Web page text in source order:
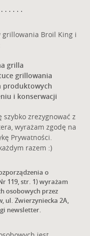
grillowania Broil King i
grilla
grillowania
produktowych
i konserwacji
zrezygnować z
wyrażam zgodę na
Prywatności.
razem :)
o
119, str. 1) wyrażam
osobowych przez
ul. Zwierzyniecka 2A,
newsletter.